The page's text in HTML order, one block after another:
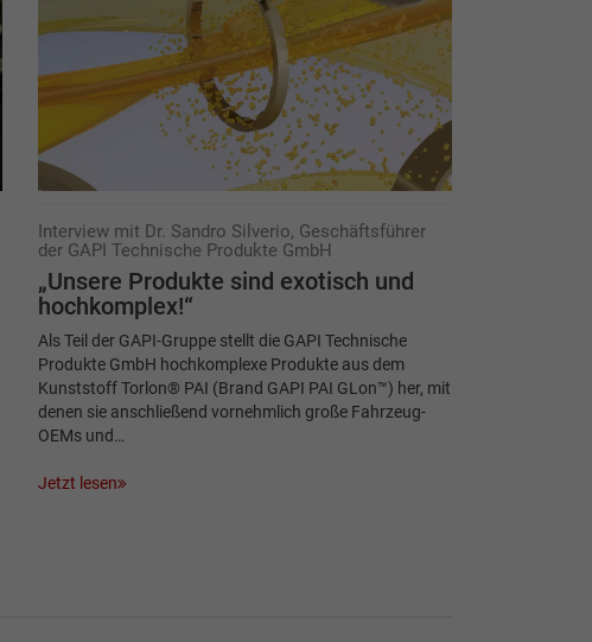
Interview mit Dr. Sandro Silverio, Geschäftsführer
der GAPI Technische Produkte GmbH
„Unsere Produkte sind exotisch und
hochkomplex!“
Als Teil der GAPI-Gruppe stellt die GAPI Technische
Produkte GmbH hochkomplexe Produkte aus dem
Kunststoff Torlon® PAI (Brand GAPI PAI GLon™) her, mit
denen sie anschließend vornehmlich große Fahrzeug-
OEMs und…
Jetzt lesen